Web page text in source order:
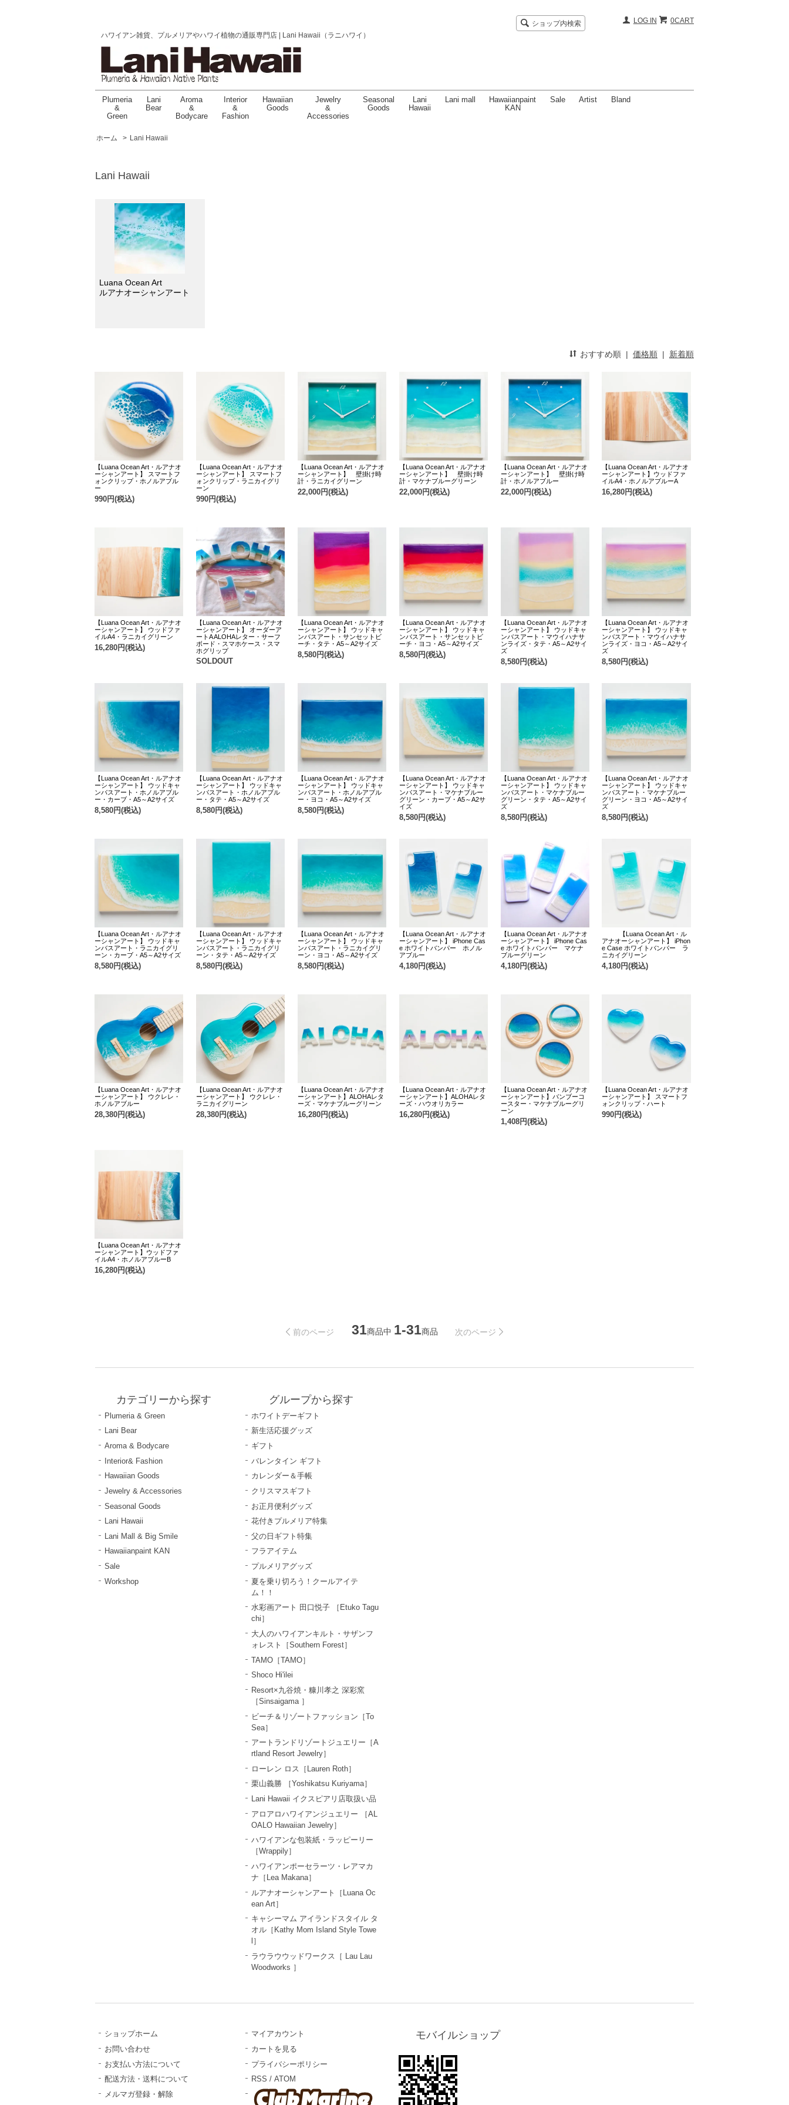
ハワイアン雑貨、プルメリアやハワイ植物の通販専門店 | Lani Hawaii（ラニハワイ）
ショップ内検索 0CART
LOG IN
Plumeria
&
Green
Lani
Bear
Aroma
&
Bodycare
Interior
&
Fashion
Hawaiian
Goods
Jewelry
&
Accessories
Seasonal
Goods
Lani
Hawaii
Lani mall
Hawaiianpaint
KAN
Sale Artist Bland
ホーム > Lani Hawaii
Lani Hawaii
Luana Ocean Art
ルアナオーシャンアート
おすすめ順 | 価格順 | 新着順
【Luana Ocean Art・ルアナオ
ーシャンアート】 スマートフ
ォンクリップ・ホノルアブル
ー
990円(税込)
【Luana Ocean Art・ルアナオ
ーシャンアート】 スマートフ
ォンクリップ・ラニカイグリ
ーン
990円(税込)
【Luana Ocean Art・ルアナオ
ーシャンアート】 壁掛け時
計・ラニカイグリーン
22,000円(税込)
【Luana Ocean Art・ルアナオ
ーシャンアート】 壁掛け時
計・マケナブルーグリーン
22,000円(税込)
【Luana Ocean Art・ルアナオ
ーシャンアート】 壁掛け時
計・ホノルアブルー
22,000円(税込)
【Luana Ocean Art・ルアナオ
ーシャンアート】ウッドファ
イルA4・ホノルアブルーA
16,280円(税込)
【Luana Ocean Art・ルアナオ
ーシャンアート】 ウッドファ
イルA4・ラニカイグリーン
16,280円(税込)
【Luana Ocean Art・ルアナオ
ーシャンアート】 オーダーア
ートA ALOHAレター・サーフ
ボード・スマホケース・スマ
ホグリップ
SOLDOUT
【Luana Ocean Art・ルアナオ
ーシャンアート】 ウッドキャ
ンバスアート・サンセットビ
ーチ・タテ・A5～A2サイズ
8,580円(税込)
【Luana Ocean Art・ルアナオ
ーシャンアート】 ウッドキャ
ンバスアート・サンセットビ
ーチ・ヨコ・A5～A2サイズ
8,580円(税込)
【Luana Ocean Art・ルアナオ
ーシャンアート】 ウッドキャ
ンバスアート・マウイハナサ
ンライズ・タテ・A5～A2サイ
ズ
8,580円(税込)
【Luana Ocean Art・ルアナオ
ーシャンアート】 ウッドキャ
ンバスアート・マウイハナサ
ンライズ・ヨコ・A5～A2サイ
ズ
8,580円(税込)
【Luana Ocean Art・ルアナオ
ーシャンアート】 ウッドキャ
ンバスアート・ホノルアブル
ー・カーブ・A5～A2サイズ
8,580円(税込)
【Luana Ocean Art・ルアナオ
ーシャンアート】 ウッドキャ
ンバスアート・ホノルアブル
ー・タテ・A5～A2サイズ
8,580円(税込)
【Luana Ocean Art・ルアナオ
ーシャンアート】 ウッドキャ
ンバスアート・ホノルアブル
ー・ヨコ・A5～A2サイズ
8,580円(税込)
【Luana Ocean Art・ルアナオ
ーシャンアート】 ウッドキャ
ンバスアート・マケナブルー
グリーン・カーブ・A5～A2サ
イズ
8,580円(税込)
【Luana Ocean Art・ルアナオ
ーシャンアート】 ウッドキャ
ンバスアート・マケナブルー
グリーン・タテ・A5～A2サイ
ズ
8,580円(税込)
【Luana Ocean Art・ルアナオ
ーシャンアート】 ウッドキャ
ンバスアート・マケナブルー
グリーン・ヨコ・A5～A2サイ
ズ
8,580円(税込)
【Luana Ocean Art・ルアナオ
ーシャンアート】 ウッドキャ
ンバスアート・ラニカイグリ
ーン・カーブ・A5～A2サイズ
8,580円(税込)
【Luana Ocean Art・ルアナオ
ーシャンアート】 ウッドキャ
ンバスアート・ラニカイグリ
ーン・タテ・A5～A2サイズ
8,580円(税込)
【Luana Ocean Art・ルアナオ
ーシャンアート】 ウッドキャ
ンバスアート・ラニカイグリ
ーン・ヨコ・A5～A2サイズ
8,580円(税込)
【Luana Ocean Art・ルアナオ
ーシャンアート】 iPhone Cas
e ホワイトバンパー ホノル
アブルー
4,180円(税込)
【Luana Ocean Art・ルアナオ
ーシャンアート】 iPhone Cas
e ホワイトバンパー マケナ
ブルーグリーン
4,180円(税込)
【Luana Ocean Art・ル
アナオーシャンアート】 iPhon
e Case ホワイトバンパー ラ
ニカイグリーン
4,180円(税込)
【Luana Ocean Art・ルアナオ
ーシャンアート】 ウクレレ・
ホノルアブルー
28,380円(税込)
【Luana Ocean Art・ルアナオ
ーシャンアート】 ウクレレ・
ラニカイグリーン
28,380円(税込)
【Luana Ocean Art・ルアナオ
ーシャンアート】ALOHAレタ
ーズ・マケナブルーグリーン
16,280円(税込)
【Luana Ocean Art・ルアナオ
ーシャンアート】ALOHAレタ
ーズ・ハウオリカラー
16,280円(税込)
【Luana Ocean Art・ルアナオ
ーシャンアート】バンブーコ
ースター・マケナブルーグリ
ーン
1,408円(税込)
【Luana Ocean Art・ルアナオ
ーシャンアート】 スマートフ
ォンクリップ・ハート
990円(税込)
【Luana Ocean Art・ルアナオ
ーシャンアート】ウッドファ
イルA4・ホノルアブルーB
16,280円(税込)
前のページ 31商品中 1-31商品 次のページ
カテゴリーから探す
Plumeria & Green
Lani Bear
Aroma & Bodycare
Interior& Fashion
Hawaiian Goods
Jewelry & Accessories
Seasonal Goods
Lani Hawaii
Lani Mall & Big Smile
Hawaiianpaint KAN
Sale
Workshop
グループから探す
ホワイトデーギフト
新生活応援グッズ
ギフト
バレンタイン ギフト
カレンダー＆手帳
クリスマスギフト
お正月便利グッズ
花付きプルメリア特集
父の日ギフト特集
フラアイテム
プルメリアグッズ
夏を乗り切ろう！クールアイテ
ム！！
水彩画アート 田口悦子 ［Etuko Tagu
chi］
大人のハワイアンキルト・サザンフ
ォレスト［Southern Forest］
TAMO［TAMO］
Shoco Hi'ilei
Resort×九谷焼・糠川孝之 深彩窯
［Sinsaigama ］
ビーチ＆リゾートファッション［To
Sea］
アートランドリゾートジュエリー［A
rtland Resort Jewelry］
ローレン ロス［Lauren Roth］
栗山義勝 ［Yoshikatsu Kuriyama］
Lani Hawaii イクスピアリ店取扱い品
アロアロハワイアンジュエリー ［AL
OALO Hawaiian Jewelry］
ハワイアンな包装紙・ラッピーリー
［Wrappily］
ハワイアンポーセラーツ・レアマカ
ナ［Lea Makana］
ルアナオーシャンアート［Luana Oc
ean Art］
キャシーマム アイランドスタイル タ
オル［Kathy Mom Island Style Towe
l］
ラウラウウッドワークス［ Lau Lau
Woodworks ］
ショップホーム
お問い合わせ
お支払い方法について
配送方法・送料について
メルマガ登録・解除
マイアカウント
カートを見る
プライバシーポリシー
RSS /ATOM
モバイルショップ